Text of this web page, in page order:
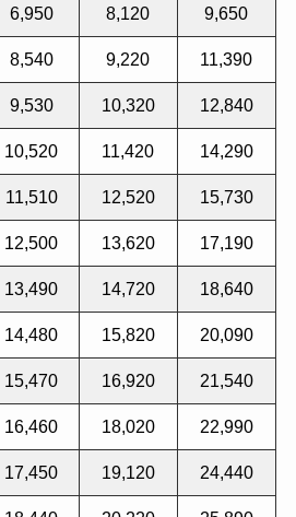
6,950 8,120 9,650
8,540 9,220 11,390
9,530 10,320 12,840
10,520 11,420 14,290
11,510 12,520 15,730
12,500 13,620 17,190
13,490 14,720 18,640
14,480 15,820 20,090
15,470 16,920 21,540
16,460 18,020 22,990
17,450 19,120 24,440